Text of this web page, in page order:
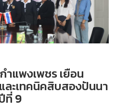
แพงเพชร เยือน
ะเทคนิคสิบสองปันนา
ที่ 9